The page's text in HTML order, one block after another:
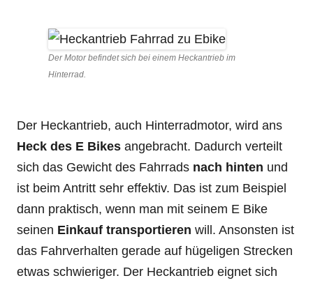
Der Motor befindet sich bei einem Heckantrieb im
Hinterrad.
Der Heckantrieb, auch Hinterradmotor, wird ans
Heck des E Bikes angebracht. Dadurch verteilt
sich das Gewicht des Fahrrads nach hinten und
ist beim Antritt sehr effektiv. Das ist zum Beispiel
dann praktisch, wenn man mit seinem E Bike
seinen Einkauf transportieren will. Ansonsten ist
das Fahrverhalten gerade auf hügeligen Strecken
etwas schwieriger. Der Heckantrieb eignet sich